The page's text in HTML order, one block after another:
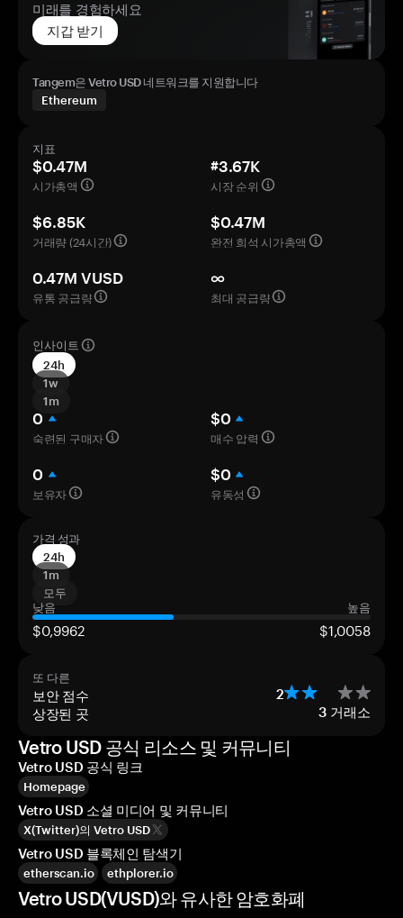
미래를 경험하세요
지갑 받기
Tangem은 Vetro USD 네트워크를 지원합니다
Ethereum
지표
$0.47M
시가총액
#3.67K
시장 순위
$6.85K
거래량 (24시간)
$0.47M
완전 희석 시가총액
0.47M VUSD
유통 공급량
∞
최대 공급량
인사이트
24h
1w
1m
0
숙련된 구매자
$0
매수 압력
0
보유자
$0
유동성
가격 성과
24h
1m
모두
낮음
높음
$0,9962 $1,0058
또 다른
보안 점수 2
상장된 곳 3 거래소
Vetro USD 공식 리소스 및 커뮤니티
Vetro USD 공식 링크
Homepage
Vetro USD 소셜 미디어 및 커뮤니티
X(Twitter)의 Vetro USD
Vetro USD 블록체인 탐색기
etherscan.io ethplorer.io
Vetro USD(VUSD)와 유사한 암호화폐